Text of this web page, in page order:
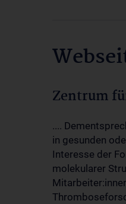
Zentrum
....
in gesunden
Interesse der
molekularer